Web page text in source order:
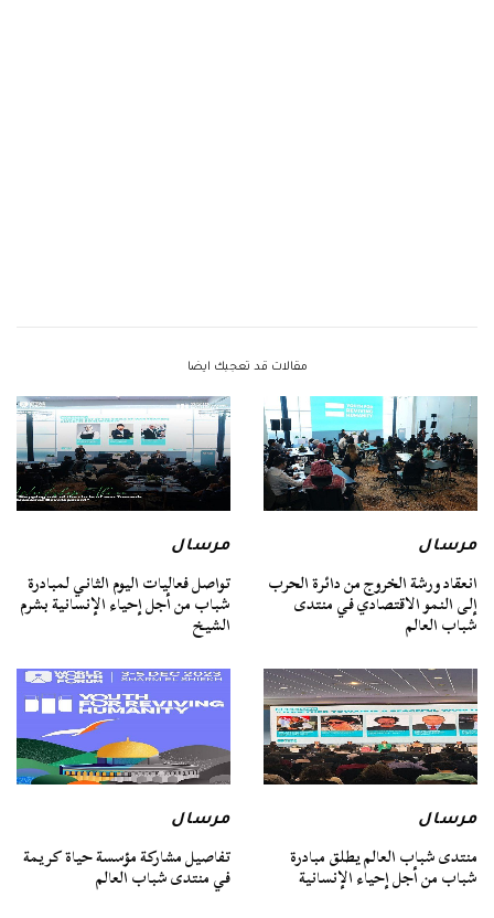
مقالات قد تعجبك ايضا
مرسال
انعقاد ورشة الخروج من دائرة الحرب
إلى النمو الاقتصادي في منتدى
شباب العالم
مرسال
تواصل فعاليات اليوم الثاني لمبادرة
شباب من أجل إحياء الإنسانية بشرم
الشيخ
مرسال
منتدى شباب العالم يطلق مبادرة
شباب من أجل إحياء الإنسانية
مرسال
تفاصيل مشاركة مؤسسة حياة كريمة
في منتدى شباب العالم